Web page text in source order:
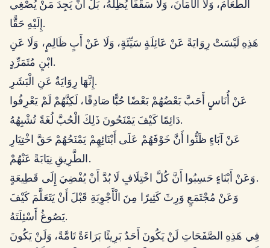
الطَّعَامَ، وَلَا الْأَمَانَ، وَلَا سَقْفًا يُظِلُّهُ، بَلْ أَنْ يَجِدَ مَنْ يُصْغِي
إِلَيْهِ حَقًّا.
هَذِهِ لَيْسَتْ رِوَايَةً عَنْ عَائِلَةٍ سَيِّئَةٍ، وَلَا عَنْ أَبٍ ظَالِمٍ، وَلَا عَنِ
ابْنٍ مُتَمَرِّدٍ.
إِنَّهَا رِوَايَةٌ عَنِ الْبَشَرِ.
عَنْ أُنَاسٍ أَحَبَّ بَعْضُهُمْ بَعْضًا حُبًّا صَادِقًا، لَكِنَّهُمْ لَمْ يَعْرِفُوا
دَائِمًا كَيْفَ يَمْنَحُونَ ذَلِكَ الْحُبَّ لُغَةً تُشْبِهُهُ.
عَنْ آبَاءٍ ظَنُّوا أَنَّ خَوْفَهُمْ عَلَى أَبْنَائِهِمْ يَمْنَحُهُمْ حَقَّ اخْتِيَارِ
الطَّرِيقِ نِيَابَةً عَنْهُمْ.
وَعَنْ أَبْنَاءٍ حَسِبُوا أَنَّ كُلَّ اخْتِلَافٍ لَا بُدَّ أَنْ يُفْضِيَ إِلَى قَطِيعَةٍ.
وَعَنْ مُجْتَمَعٍ وَرِثَ كَثِيرًا مِنَ الْأَجْوِبَةِ قَبْلَ أَنْ يَتَعَلَّمَ كَيْفَ
يَصُوغُ أَسْئِلَتَهُ.
فِي هَذِهِ الصَّفَحَاتِ لَنْ يَكُونَ أَحَدٌ بَرِيئًا بَرَاءَةً تَامَّةً، وَلَنْ يَكُونَ